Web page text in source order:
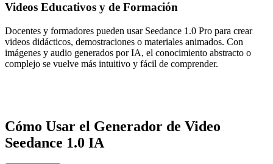
Videos Educativos y de Formación
Docentes y formadores pueden usar Seedance 1.0 Pro para crear
videos didácticos, demostraciones o materiales animados. Con
imágenes y audio generados por IA, el conocimiento abstracto o
complejo se vuelve más intuitivo y fácil de comprender.
Cómo Usar el Generador de Video
Seedance 1.0 IA